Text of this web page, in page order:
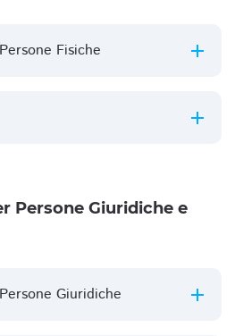
Fisiche
Persone Giuridiche e
Giuridiche